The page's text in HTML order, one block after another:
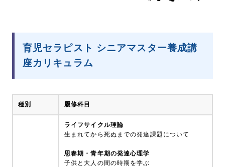
育児セラピスト シニアマスター養成講
座カリキュラム
種別 履修科目
ライフサイクル理論
生まれてから死ぬまでの発達課題について
思春期・青年期の発達心理学
子供と大人の間の時期を学ぶ